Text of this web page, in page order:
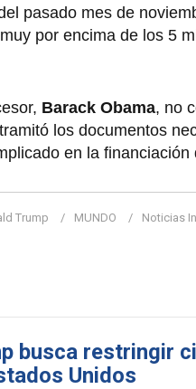
pasado mes de
por encima de los 5
Barack Obama, no
los documentos
en la
Trump MUNDO Noticias
busca restringir
Unidos